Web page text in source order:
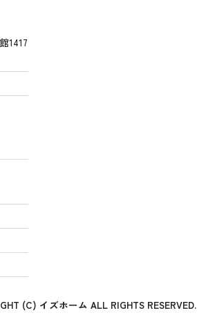
1417
(C) イズホーム ALL RIGHTS RESERVED.